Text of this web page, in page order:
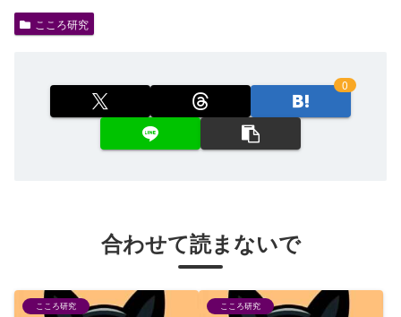
こころ研究
0
合わせて読まないで
こころ研究 こころ研究